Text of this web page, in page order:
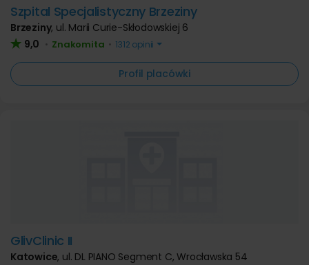
Szpital Specjalistyczny Brzeziny
Brzeziny, ul. Marii Curie-Skłodowskiej 6
9,0 • Znakomita • 1312 opinii
Profil placówki
GlivClinic II
Katowice, ul. DL PIANO Segment C, Wrocławska 54